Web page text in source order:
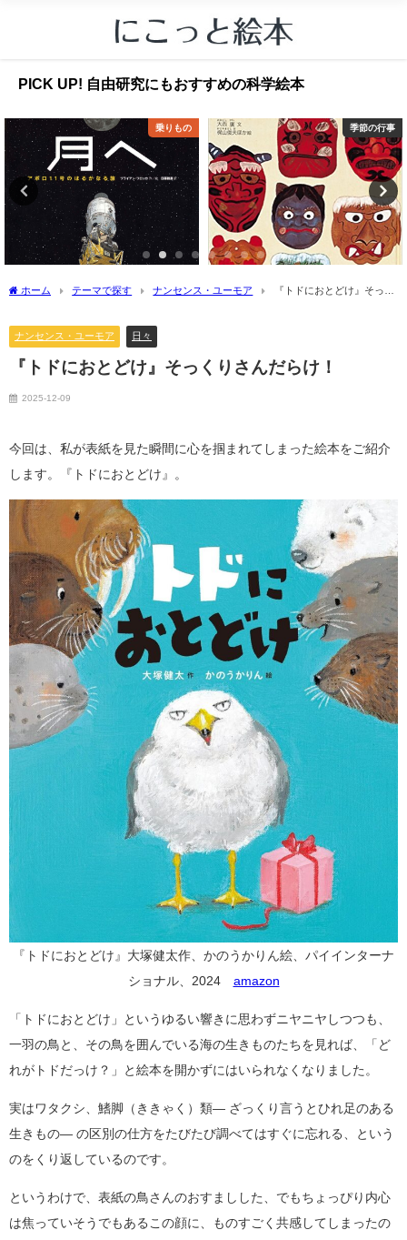
PICK UP! 自由研究にもおすすめの科学絵本
乗りもの 季節の行事
ホーム テーマで探す ナンセンス・ユーモア
『トドにおとどけ』そっく
ナンセンス・ユーモア 日々
『トドにおとどけ』そっくりさんだらけ！
2025-12-09
今回は、私が表紙を見た瞬間に心を掴まれてしまった絵本をご紹介
します。『トドにおとどけ』。
『トドにおとどけ』大塚健太作、かのうかりん絵、パイインターナ
ショナル、2024 amazon
「トドにおとどけ」というゆるい響きに思わずニヤニヤしつつも、
一羽の鳥と、その鳥を囲んでいる海の生きものたちを見れば、「ど
れがトドだっけ？」と絵本を開かずにはいられなくなりました。
実はワタクシ、鰭脚（ききゃく）類― ざっくり言うとひれ足のある
生きもの― の区別の仕方をたびたび調べてはすぐに忘れる、という
のをくり返しているのです。
というわけで、表紙の鳥さんのおすましした、でもちょっぴり内心
は焦っていそうでもあるこの顔に、ものすごく共感してしまったの